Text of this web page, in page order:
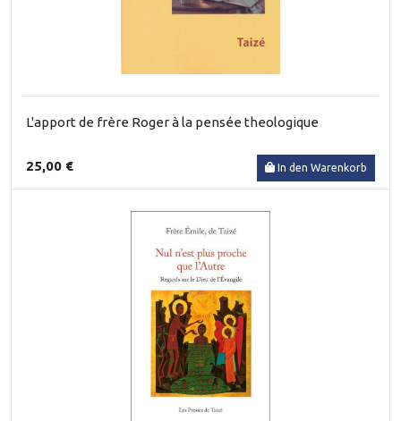
L'apport de frère Roger à la pensée theologique
25,00 € In den Warenkorb